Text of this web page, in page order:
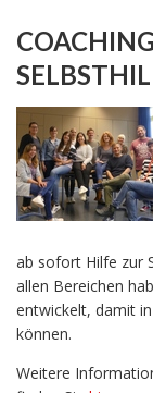
ab sofort Hilfe zur
allen Bereichen
entwickelt, damit
können.
Weitere